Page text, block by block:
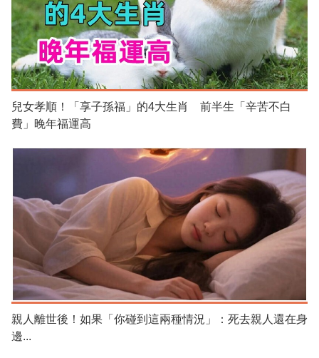
兒女孝順！「享子孫福」的4大生肖 前半生「辛苦不白
費」晚年福運高
親人離世後！如果「你碰到這兩種情況」：死去親人還在身
邊...